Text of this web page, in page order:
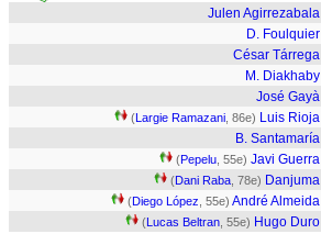
Julen Agirrezabala
D. Foulquier
César Tárrega
M. Diakhaby
José Gayà
(Largie Ramazani , 86e) Luis Rioja
B. Santamaría
(Pepelu , 55e) Javi Guerra
(Dani Raba , 78e) Danjuma
(Diego López , 55e) André Almeida
(Lucas Beltran , 55e) Hugo Duro